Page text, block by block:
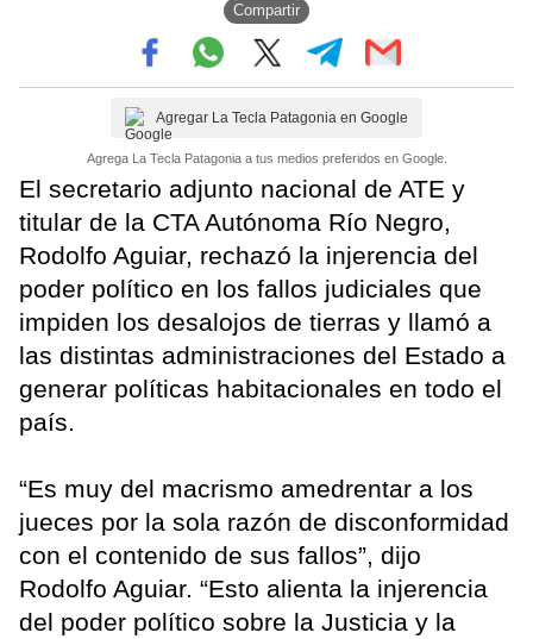
Compartir
Agregar La Tecla Patagonia en Google
Agrega La Tecla Patagonia a tus medios preferidos en Google.
El secretario adjunto nacional de ATE y
titular de la CTA Autónoma Río Negro,
Rodolfo Aguiar, rechazó la injerencia del
poder político en los fallos judiciales que
impiden los desalojos de tierras y llamó a
las distintas administraciones del Estado a
generar políticas habitacionales en todo el
país.
“Es muy del macrismo amedrentar a los
jueces por la sola razón de disconformidad
con el contenido de sus fallos”, dijo
Rodolfo Aguiar. “Esto alienta la injerencia
del poder político sobre la Justicia y la